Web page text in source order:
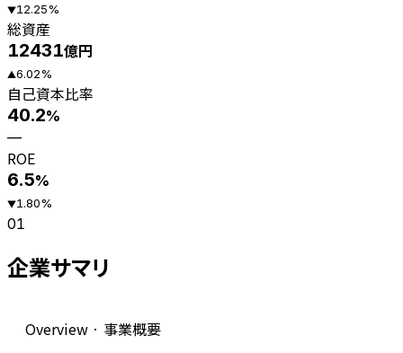
▼12.25%
総資産
12431億円
▲6.02%
自己資本比率
40.2%
—
ROE
6.5%
▼1.80%
01
企業サマリ
Overview · 事業概要